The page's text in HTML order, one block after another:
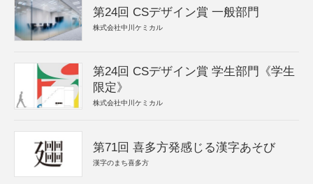
第24回 CSデザイン賞 一般部門
株式会社中川ケミカル
第24回 CSデザイン賞 学生部門《学生
限定》
株式会社中川ケミカル
第71回 喜多方発感じる漢字あそび
漢字のまち喜多方